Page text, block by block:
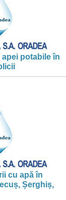
apei potabile în
cu apă în
Șerghiș,